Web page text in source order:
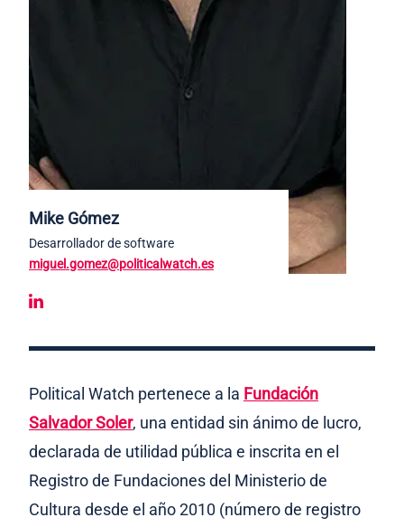
Mike Gómez
Desarrollador de software
miguel.gomez@politicalwatch.es
Political Watch pertenece a la Fundación
Salvador Soler, una entidad sin ánimo de lucro,
declarada de utilidad pública e inscrita en el
Registro de Fundaciones del Ministerio de
Cultura desde el año 2010 (número de registro